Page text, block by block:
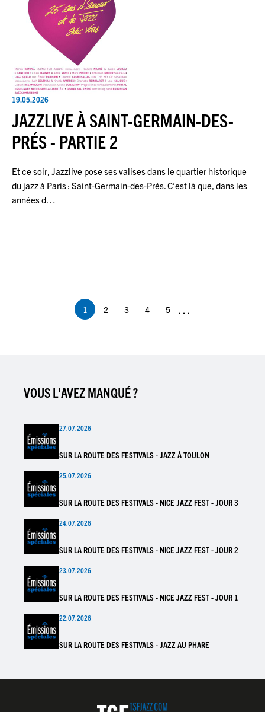
19.05.2026
JAZZLIVE À SAINT-GERMAIN-DES-
PRÉS - PARTIE 2
Et ce soir, Jazzlive pose ses valises dans le quartier historique
du jazz à Paris : Saint-Germain-des-Prés. C’est là que, dans les
années d…
Page
courante
1 Page
2 Page
3 Page
4 Page
5 …
VOUS L'AVEZ MANQUÉ ?
27.07.2026
SUR LA ROUTE DES FESTIVALS - JAZZ À TOULON
25.07.2026
SUR LA ROUTE DES FESTIVALS - NICE JAZZ FEST - JOUR 3
24.07.2026
SUR LA ROUTE DES FESTIVALS - NICE JAZZ FEST - JOUR 2
23.07.2026
SUR LA ROUTE DES FESTIVALS - NICE JAZZ FEST - JOUR 1
22.07.2026
SUR LA ROUTE DES FESTIVALS - JAZZ AU PHARE